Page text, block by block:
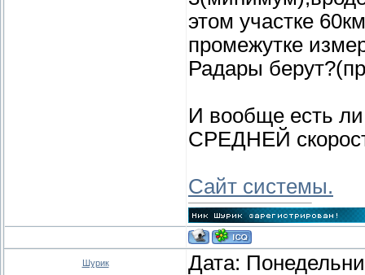
этом участке
промежутке
Радары
И вообще есть
СРЕДНЕЙ
Сайт системы.
Шурик Дата: